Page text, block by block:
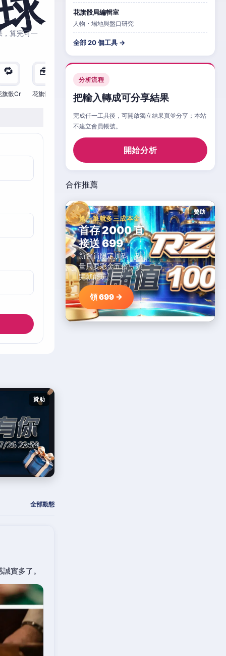
算完可一
🔁
旗骰Cr
🧰
花旗骰Cr
🧮
花旗骰Cr 花旗骰Cr 花旗骰Cr
贊助
全部動態
實多了。
花旗骰局編輯室
人物・場地與盤口研究
全部 20 個工具 →
分析流程
把輸入轉成可分享結果
完成任一工具後，可開啟獨立結果頁並分享；本站
不建立會員帳號。
開始分析
合作推薦
贊助
第一筆就多三成本金
首存 2000 直
接送 699
新會員限定加碼，碼
量只要彩金五倍，領
完就能玩。
領 699 →